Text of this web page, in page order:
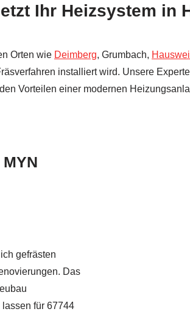
Ihr Heizsystem in
Orten wie Deimberg, Grumbach,
installiert wird. Unsere
Vorteilen einer modernen
gefrästen
Das
für 67744